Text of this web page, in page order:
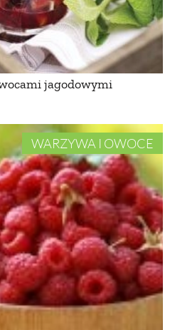
jagodowymi
WARZYWA I OWOCE
W NATURZE
TO SAM